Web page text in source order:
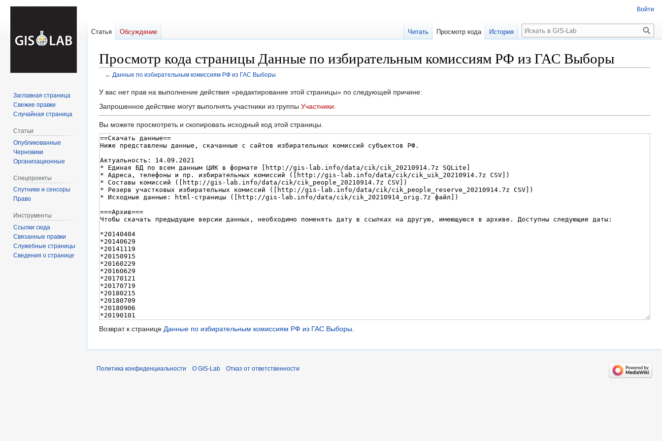
Просмотр кода страницы Данные по избирательным комиссиям РФ из ГАС Выборы
← Данные по избирательным комиссиям РФ из ГАС Выборы
Перейти
к
Перейти
к
У вас нет прав на выполнение действия «редактирование этой страницы» по следующей причине:
Запрошенное действие могут выполнять участники из группы Участники
Вы можете просмотреть и скопировать исходный код этой страницы.
Возврат к странице Данные по избирательным комиссиям РФ из ГАС Выборы.
Войти
Статья Обсуждение Читать Просмотр кода История Поиск
Заглавная страница
Свежие правки
Случайная страница
Статьи
Опубликованные
Черновики
Организационные
Спецпроекты
Спутники и сенсоры
Право
Инструменты
Ссылки сюда
Связанные правки
Служебные страницы
Сведения о странице
Политика конфиденциальности О GIS-Lab Отказ от ответственности